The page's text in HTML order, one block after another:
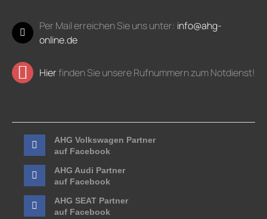
Per Mail erreichen Sie uns unter: info@ahg-
online.de
Hierfinden Sie unsere Rufnummern zum Notdienst!
AHG Volkswagen Partner
auf Facebook
AHG Audi Partner
auf Facebook
AHG SEAT Partner
auf Facebook